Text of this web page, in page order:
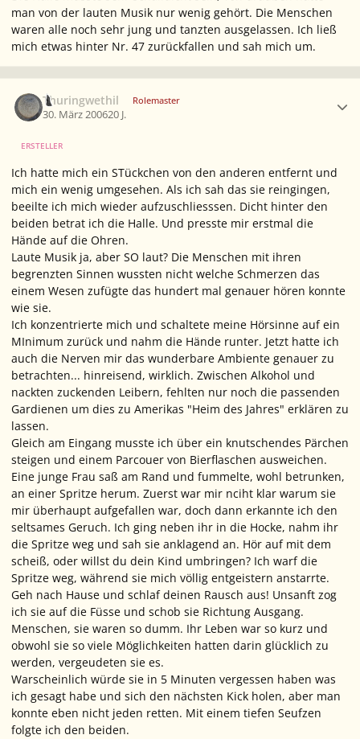
man von der lauten Musik nur wenig gehört. Die Menschen
waren alle noch sehr jung und tanzten ausgelassen. Ich ließ
mich etwas hinter Nr. 47 zurückfallen und sah mich um.
Thuringwethil Rolemaster
30. März 200620 J.
ERSTELLER
Ich hatte mich ein STückchen von den anderen entfernt und
mich ein wenig umgesehen. Als ich sah das sie reingingen,
beeilte ich mich wieder aufzuschliesssen. Dicht hinter den
beiden betrat ich die Halle. Und presste mir erstmal die
Hände auf die Ohren.
Laute Musik ja, aber SO laut? Die Menschen mit ihren
begrenzten Sinnen wussten nicht welche Schmerzen das
einem Wesen zufügte das hundert mal genauer hören konnte
wie sie.
Ich konzentrierte mich und schaltete meine Hörsinne auf ein
MInimum zurück und nahm die Hände runter. Jetzt hatte ich
auch die Nerven mir das wunderbare Ambiente genauer zu
betrachten... hinreisend, wirklich. Zwischen Alkohol und
nackten zuckenden Leibern, fehlten nur noch die passenden
Gardienen um dies zu Amerikas "Heim des Jahres" erklären zu
lassen.
Gleich am Eingang musste ich über ein knutschendes Pärchen
steigen und einem Parcouer von Bierflaschen ausweichen.
Eine junge Frau saß am Rand und fummelte, wohl betrunken,
an einer Spritze herum. Zuerst war mir nciht klar warum sie
mir überhaupt aufgefallen war, doch dann erkannte ich den
seltsames Geruch. Ich ging neben ihr in die Hocke, nahm ihr
die Spritze weg und sah sie anklagend an. Hör auf mit dem
scheiß, oder willst du dein Kind umbringen? Ich warf die
Spritze weg, während sie mich völlig entgeistern anstarrte.
Geh nach Hause und schlaf deinen Rausch aus! Unsanft zog
ich sie auf die Füsse und schob sie Richtung Ausgang.
Menschen, sie waren so dumm. Ihr Leben war so kurz und
obwohl sie so viele Möglichkeiten hatten darin glücklich zu
werden, vergeudeten sie es.
Warscheinlich würde sie in 5 Minuten vergessen haben was
ich gesagt habe und sich den nächsten Kick holen, aber man
konnte eben nicht jeden retten. Mit einem tiefen Seufzen
folgte ich den beiden.